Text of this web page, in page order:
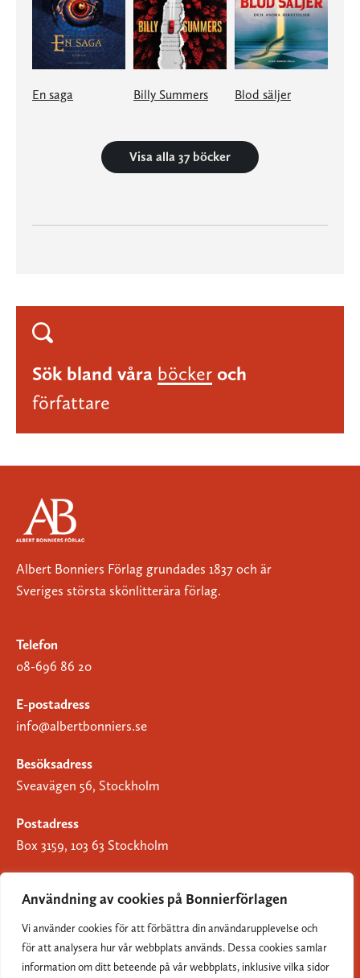
Användning av cookies på Bonnierförlagen
Vi använder cookies för att förbättra din användarupplevelse och
för att analysera hur vår webbplats används. Dessa cookies samlar
information om ditt beteende på vår webbplats, inklusive vilka sidor
En saga Billy Summers Blod säljer
Visa alla 37 böcker
Sök bland våra böcker och
författare
Albert Bonniers Förlag grundades 1837 och är
Sveriges största skönlitterära förlag.
Telefon
08-696 86 20
E-postadress
info@albertbonniers.se
Besöksadress
Sveavägen 56, Stockholm
Postadress
Box 3159, 103 63 Stockholm
Om Bonnierförlagen
Cookies